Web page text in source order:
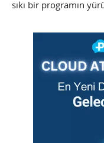
sıkı bir programın